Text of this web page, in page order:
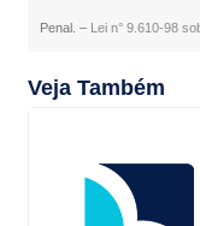
Penal. – Lei n° 9.610-98
Veja Também